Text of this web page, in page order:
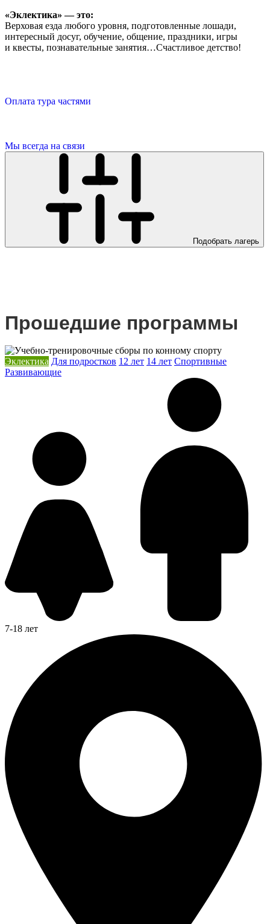
«Эклектика» — это:
Верховая езда любого уровня, подготовленные лошади,
интересный досуг, обучение, общение, праздники, игры
и квесты, познавательные занятия…Счастливое детство!
Оплата тура частями
Мы всегда на связи
Подобрать лагерь
Прошедшие программы
Эклектика Для подростков 12 лет 14 лет Спортивные
Развивающие
7-18 лет